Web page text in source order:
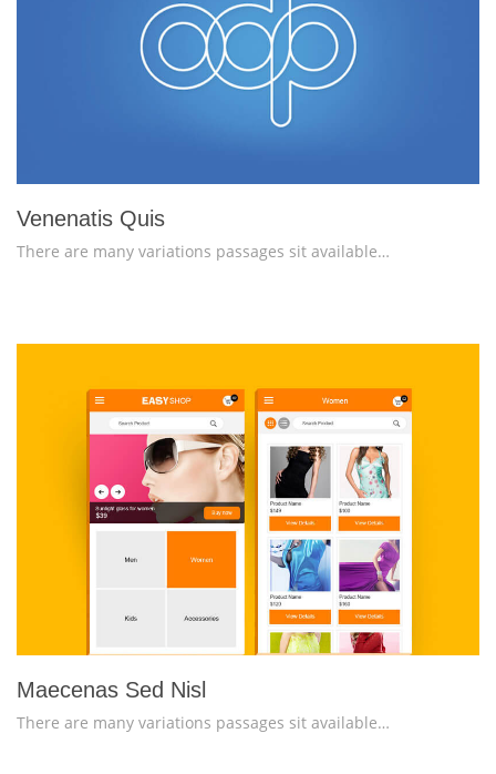
Venenatis Quis
There are many variations passages sit available…
view larger
Maecenas Sed Nisl
There are many variations passages sit available…